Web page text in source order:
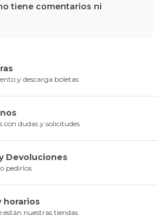
tiene comentarios ni
y descarga boletas
con dudas y solicitudes
Devoluciones
pedirlos
horarios
están nuestras tiendas